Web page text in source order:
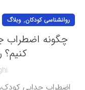
روانشناسی کودکان, وبلاگ
چگونه اضطراب
کنیم؟
اضطراب جدایی